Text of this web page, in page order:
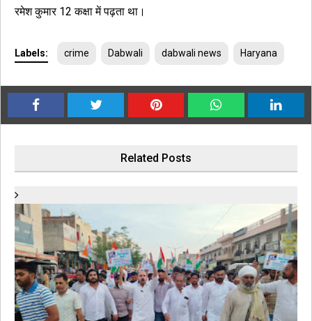
रमेश कुमार 12 कक्षा में पढ़ता था।
Labels: crime Dabwali dabwali news Haryana
Related Posts